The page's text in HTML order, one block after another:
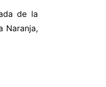
de la
Naranja,